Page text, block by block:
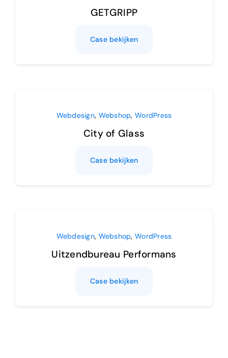
GETGRIPP
Case bekijken
Webdesign, Webshop, WordPress
City of Glass
Case bekijken
Webdesign, Webshop, WordPress
Uitzendbureau Performans
Case bekijken